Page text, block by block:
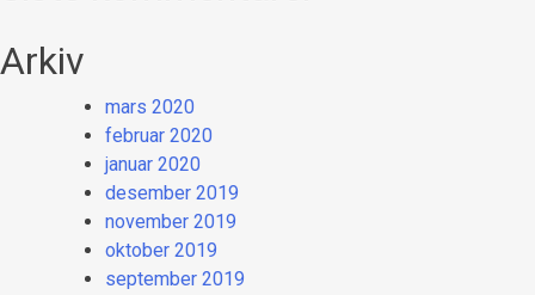
Arkiv
mars 2020
februar 2020
januar 2020
desember 2019
november 2019
oktober 2019
september 2019